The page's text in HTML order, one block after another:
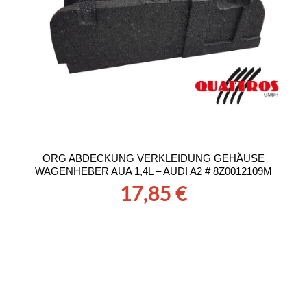
ORG ABDECKUNG VERKLEIDUNG GEHÄUSE
WAGENHEBER AUA 1,4L – AUDI A2 # 8Z0012109M
17,85€